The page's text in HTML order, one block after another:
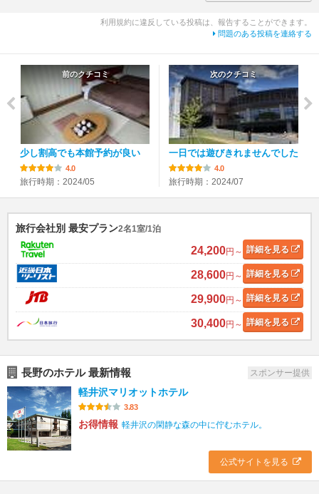
利用規約に違反している投稿は、報告することができます。
問題のある投稿を連絡する
前のクチコミ
少し割高でも本館予約が良い
4.0
旅行時期：2024/05
次のクチコミ
一日では遊びきれませんでした
4.0
旅行時期：2024/07
旅行会社別 最安プラン2名1室/1泊
24,200円～ 詳細を見る
28,600円～ 詳細を見る
29,900円～ 詳細を見る
30,400円～ 詳細を見る
長野のホテル 最新情報 スポンサー提供
軽井沢マリオットホテル
3.83
お得情報 軽井沢の閑静な森の中に佇むホテル。
公式サイトを見る